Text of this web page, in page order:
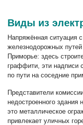
Виды из
Напряжённая ситуация
железнодорожных
Приморье: здесь
граффити, эти надписи
по пути на соседние
Представители
недостроенного здания
это металлическое
привлекает уличных